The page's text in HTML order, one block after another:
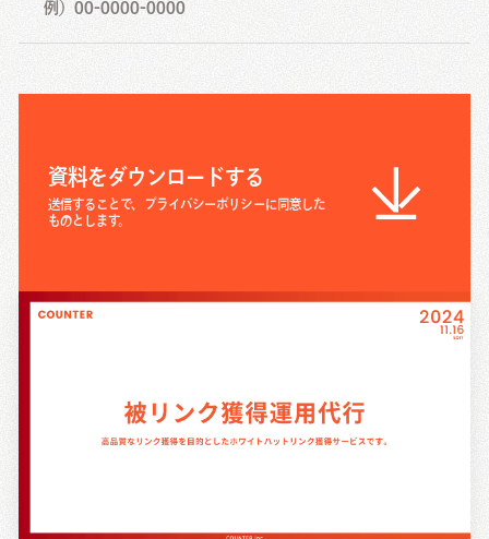
資料をダウンロードする
送信することで、プライバシーポリシーに同意した
ものとします。